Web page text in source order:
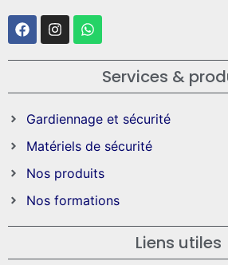
Services &
Gardiennage et sécurité
Matériels de sécurité
Nos produits
Nos formations
Liens utiles